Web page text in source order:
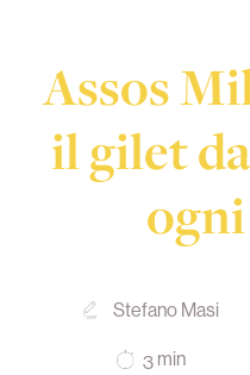
Assos
il gilet
Stefano Masi
3 min